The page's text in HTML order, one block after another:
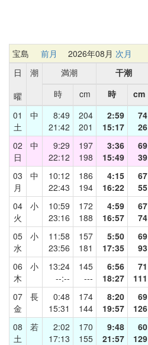
宝島 前月 2026年08月 次月
日
曜
潮 満潮 干潮
時
cm 時
cm
01
土
中
8:49
21:42
204
201
2:59
15:17
74
26
02
日
中
9:29
22:12
197
198
3:36
15:49
69
39
03
月
中
10:12
22:43
186
194
4:15
16:22
67
55
04
火
小
10:59
23:16
172
188
4:59
16:57
67
74
05
水
小
11:58
23:56
157
181
5:50
17:35
69
93
06
木
小
13:24
--:--
145
---
6:56
18:27
71
111
07
金
長
0:48
15:31
174
144
8:20
19:57
69
126
08
土
若
2:02
17:13
170
155
9:48
21:57
60
129